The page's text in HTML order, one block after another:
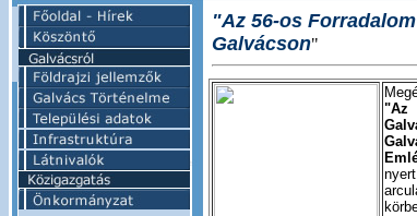
"Az 56-os
Galvácson"
"Az